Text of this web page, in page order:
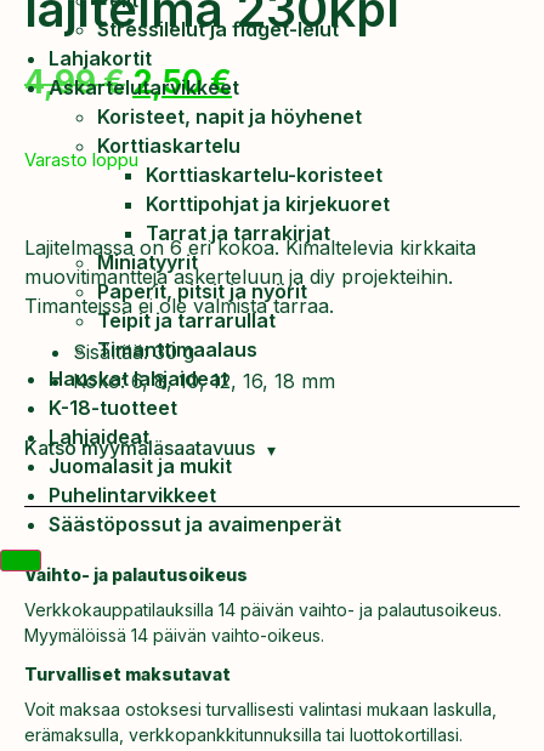
Stressilelut ja fidget-lelut
Lahjakortit
Askartelutarvikkeet
Koristeet, napit ja höyhenet
Korttiaskartelu
Korttiaskartelu-koristeet
Korttipohjat ja kirjekuoret
Tarrat ja tarrakirjat
Miniatyyrit
Paperit, pitsit ja nyörit
Teipit ja tarrarullat
Timanttimaalaus
Hauskat lahjaideat
K-18-tuotteet
Lahjaideat
Juomalasit ja mukit
Puhelintarvikkeet
Säästöpossut ja avaimenperät
4,99€2,50€
Varasto loppu
Lajitelmassa on 6 eri kokoa. Kimaltelevia kirkkaita ​​
muovitimantteja askerteluun ja diy projekteihin.
Timanteissa ei ole valmista tarraa.
Sisältää: 30 g
Koko: 6, 8, 10, 12, 16, 18 mm
Katso myymäläsaatavuus
Vaihto- ja palautusoikeus
Verkkokauppatilauksilla 14 päivän vaihto- ja palautusoikeus.
Myymälöissä 14 päivän vaihto-oikeus.
Turvalliset maksutavat
Voit maksaa ostoksesi turvallisesti valintasi mukaan laskulla,
erämaksulla, verkkopankkitunnuksilla tai luottokortillasi.